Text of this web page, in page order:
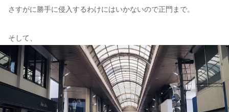
さすがに勝手に侵入するわけにはいかないので正門まで。
そして、